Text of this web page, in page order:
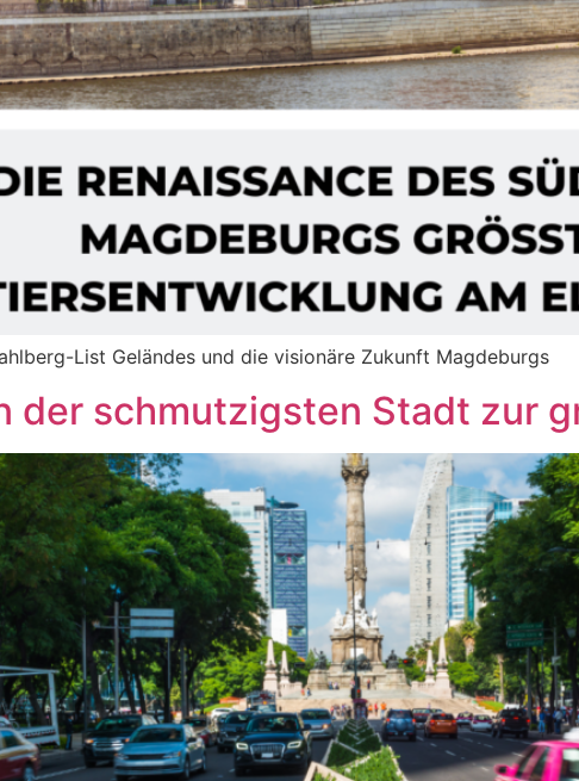
List Geländes und die visionäre Zukunft Magdeburgs
der schmutzigsten Stadt zur